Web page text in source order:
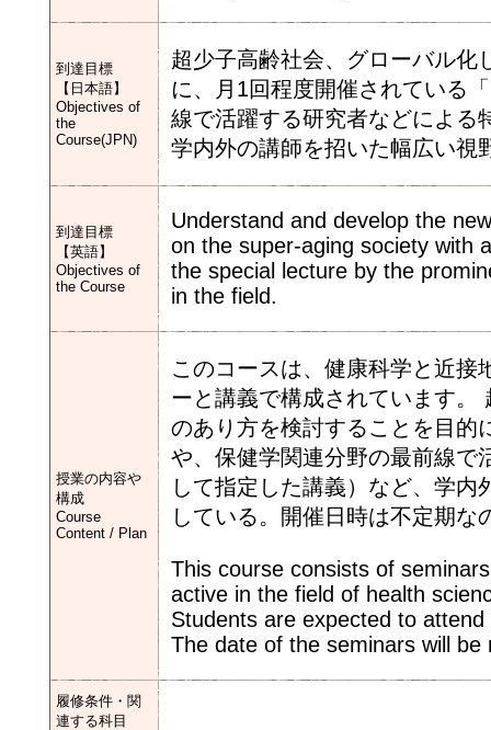
到達目標
【日本語】
Objectives of
the
Course(JPN)
超少子高齢社会、グローバル化
に、月1回程度開催されている
線で活躍する研究者などによる
学内外の講師を招いた幅広い視
到達目標
【英語】
Objectives of
the Course
Understand and develop the
on the super-aging society with
the special lecture by the
in the field.
授業の内容や
構成
Course
Content / Plan
このコースは、健康科学と近接
ーと講義で構成されています。
のあり方を検討することを目的
や、保健学関連分野の最前線で
して指定した講義）など、学
している。開催日時は不定期
This course consists of
active in the field of health
Students are expected to
The date of the seminars will be
履修条件・関
連する科目